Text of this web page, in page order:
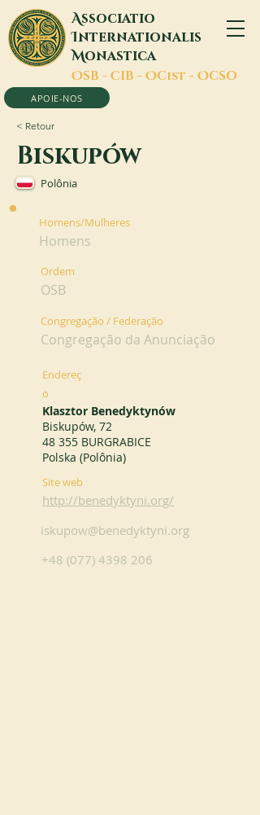
Associatio
Internationalis
Monastica
OSB - CIB - OCist - OCSO
APOIE-NOS
< Retour
Biskupów
Polônia
Homens/Mulheres
Homens
Ordem
OSB
Congregação / Federação
Congregação da Anunciação
Endereç
o
Klasztor Benedyktynów
Biskupów, 72
48 355 BURGRABICE
Polska (Polônia)
Site web
http://benedyktyni.org/
iskupow@benedyktyni.org
+48 (077) 4398 206